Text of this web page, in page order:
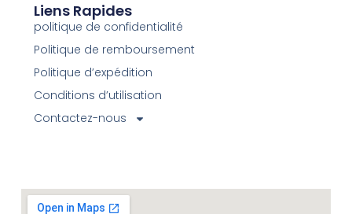
Liens Rapides
politique de confidentialité
Politique de remboursement
Politique d’expédition
Conditions d’utilisation
Contactez-nous